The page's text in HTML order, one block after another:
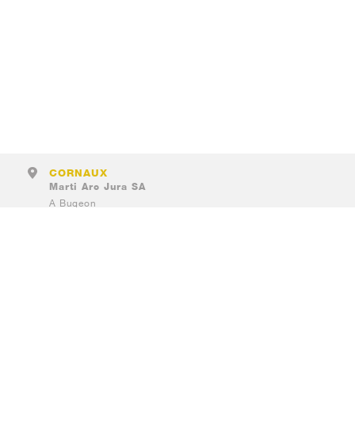
CORNAUX
Marti Arc Jura SA
A Bugeon